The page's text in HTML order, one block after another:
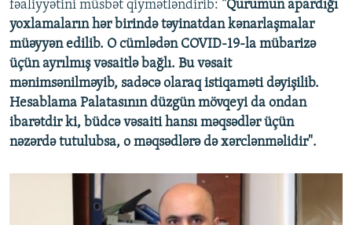
fəaliyyətini müsbət qiymətləndirib: "Qurumun apardığı
yoxlamaların hər birində təyinatdan kənarlaşmalar
müəyyən edilib. O cümlədən COVID-19-la mübarizə
üçün ayrılmış vəsaitlə bağlı. Bu vəsait
mənimsənilməyib, sadəcə olaraq istiqaməti dəyişilib.
Hesablama Palatasının düzgün mövqeyi da ondan
ibarətdir ki, büdcə vəsaiti hansı məqsədlər üçün
nəzərdə tutulubsa, o məqsədlərə də xərclənməlidir".